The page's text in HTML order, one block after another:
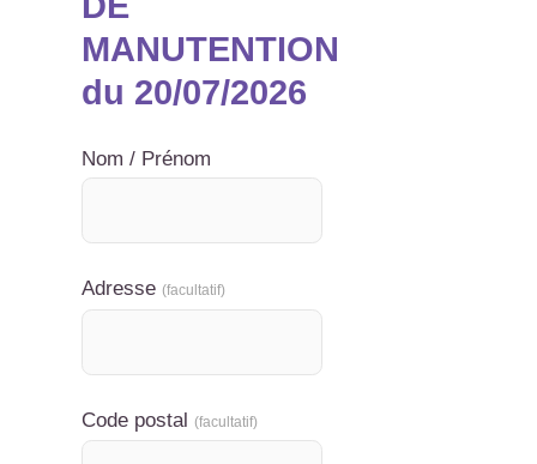
MANUTENTION
du 20/07/2026
Nom / Prénom
Adresse (facultatif)
Code postal (facultatif)